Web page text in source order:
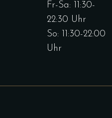
Fr-Sa: 11:30-
22:30 Uhr
So: 11:30-22:00
Uhr